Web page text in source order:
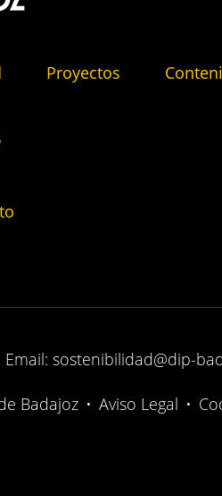
Proyectos
sostenibilidad@dip-
Badajoz • Aviso Legal •